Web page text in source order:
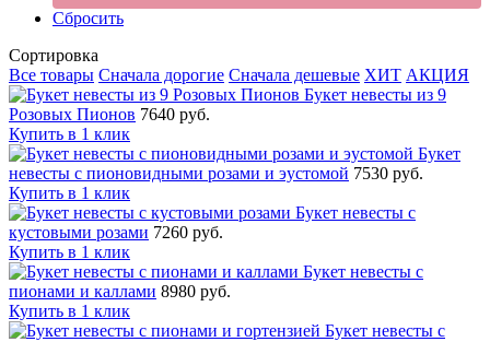
Сбросить
Сортировка
Все товары Сначала дорогие Сначала дешевые ХИТ АКЦИЯ
Букет невесты из 9
Розовых Пионов 7640 руб.
Купить в 1 клик
Букет
невесты с пионовидными розами и эустомой 7530 руб.
Купить в 1 клик
Букет невесты с
кустовыми розами 7260 руб.
Купить в 1 клик
Букет невесты с
пионами и каллами 8980 руб.
Купить в 1 клик
Букет невесты с